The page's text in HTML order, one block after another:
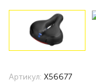
Артикул: X56677